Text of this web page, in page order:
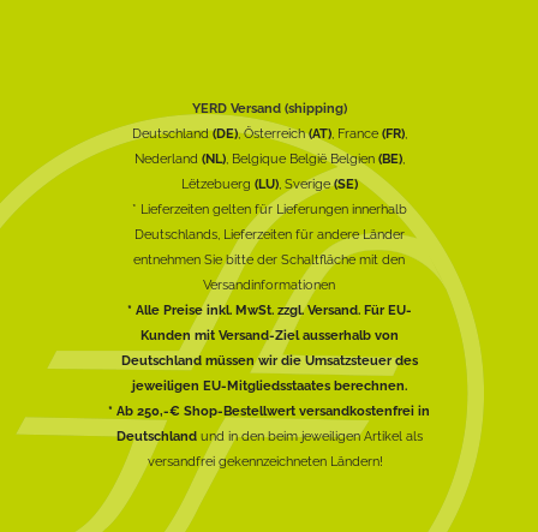
YERD Versand (shipping)
Deutschland(DE), Österreich(AT), France (FR),
Nederland (NL), Belgique België Belgien (BE),
Lëtzebuerg (LU), Sverige(SE)
* Lieferzeiten gelten für Lieferungen innerhalb
Deutschlands, Lieferzeiten für andere Länder
entnehmen Sie bitte der Schaltfläche mit den
Versandinformationen
* Alle Preise inkl. MwSt. zzgl. Versand. Für EU-
Kunden mit Versand-Ziel ausserhalb von
Deutschland müssen wir die Umsatzsteuer des
jeweiligen EU-Mitgliedsstaates berechnen.
* Ab 250,-€ Shop-Bestellwert versandkostenfrei in
Deutschlandund in den beim jeweiligen Artikel als
versandfrei gekennzeichneten Ländern!